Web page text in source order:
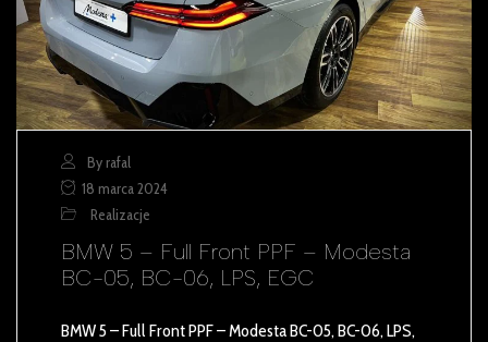
By rafal
18 marca 2024
Realizacje
BMW 5 – Full Front PPF – Modesta
BC-05, BC-06, LPS, EGC
BMW 5 – Full Front PPF – Modesta BC-05, BC-06, LPS,